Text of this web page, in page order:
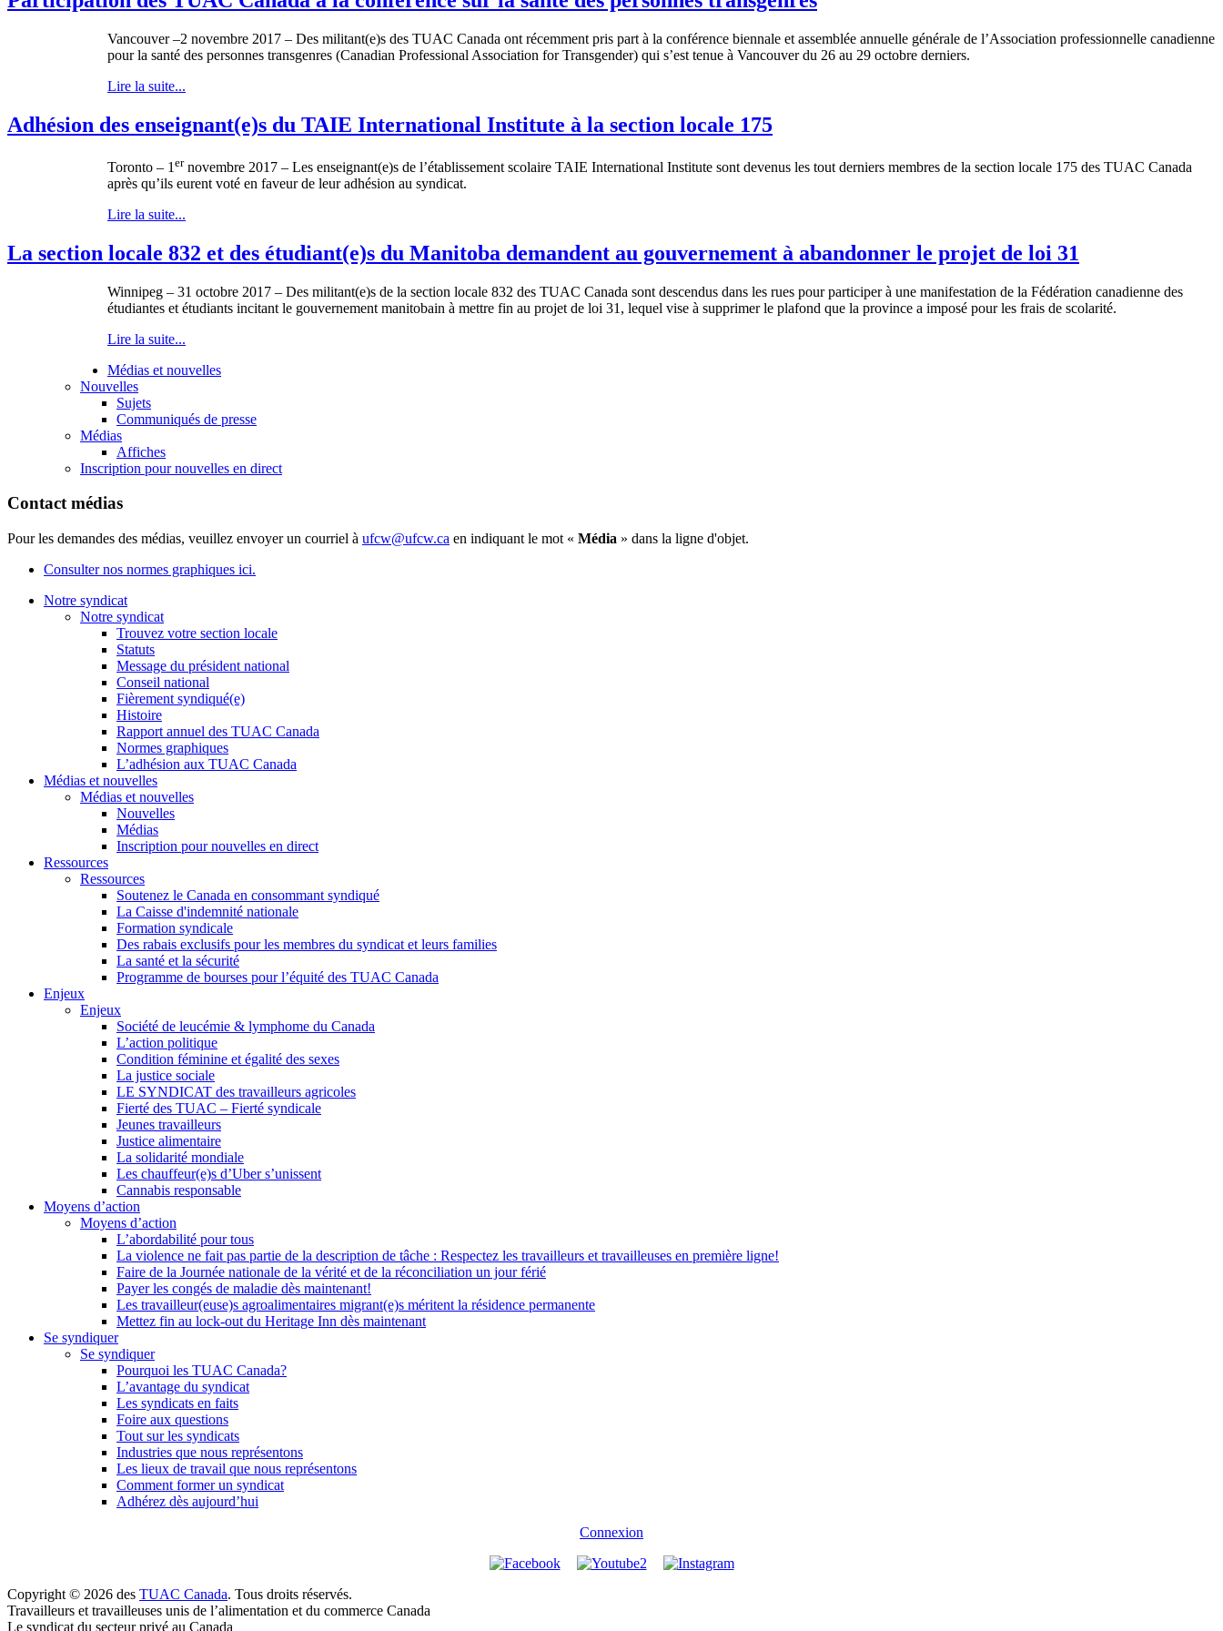
Vancouver –2 novembre 2017 – Des militant(e)s des TUAC Canada ont récemment pris part à la conférence biennale et assemblée annuelle générale de l’Association professionnelle canadienne
pour la santé des personnes transgenres (Canadian Professional Association for Transgender) qui s’est tenue à Vancouver du 26 au 29 octobre derniers.
Lire la suite...
Adhésion des enseignant(e)s du TAIE International Institute à la section locale 175
Toronto – 1 ernovembre 2017 – Les enseignant(e)s de l’établissement scolaire TAIE International Institute sont devenus les tout derniers membres de la section locale 175 des TUAC Canada
après qu’ils eurent voté en faveur de leur adhésion au syndicat.
Lire la suite...
La section locale 832 et des étudiant(e)s du Manitoba demandent au gouvernement à abandonner le projet de loi 31
Winnipeg – 31 octobre 2017 – Des militant(e)s de la section locale 832 des TUAC Canada sont descendus dans les rues pour participer à une manifestation de la Fédération canadienne des
étudiantes et étudiants incitant le gouvernement manitobain à mettre fin au projet de loi 31, lequel vise à supprimer le plafond que la province a imposé pour les frais de scolarité.
Lire la suite...
Médias et nouvelles
Nouvelles
Sujets
Communiqués de presse
Médias
Affiches
Inscription pour nouvelles en direct
Contact médias
Pour les demandes des médias, veuillez envoyer un courriel à ufcw@ufcw.ca en indiquant le mot « Média » dans la ligne d'objet.
Consulter nos normes graphiques ici.
Notre syndicat
Notre syndicat
Trouvez votre section locale
Statuts
Message du président national
Conseil national
Fièrement syndiqué(e)
Histoire
Rapport annuel des TUAC Canada
Normes graphiques
L’adhésion aux TUAC Canada
Médias et nouvelles
Médias et nouvelles
Nouvelles
Médias
Inscription pour nouvelles en direct
Ressources
Ressources
Soutenez le Canada en consommant syndiqué
La Caisse d'indemnité nationale
Formation syndicale
Des rabais exclusifs pour les membres du syndicat et leurs families
La santé et la sécurité
Programme de bourses pour l’équité des TUAC Canada
Enjeux
Enjeux
Société de leucémie & lymphome du Canada
L’action politique
Condition féminine et égalité des sexes
La justice sociale
LE SYNDICAT des travailleurs agricoles
Fierté des TUAC – Fierté syndicale
Jeunes travailleurs
Justice alimentaire
La solidarité mondiale
Les chauffeur(e)s d’Uber s’unissent
Cannabis responsable
Moyens d’action
Moyens d’action
L’abordabilité pour tous
La violence ne fait pas partie de la description de tâche : Respectez les travailleurs et travailleuses en première ligne!
Faire de la Journée nationale de la vérité et de la réconciliation un jour férié
Payer les congés de maladie dès maintenant!
Les travailleur(euse)s agroalimentaires migrant(e)s méritent la résidence permanente
Mettez fin au lock-out du Heritage Inn dès maintenant
Se syndiquer
Se syndiquer
Pourquoi les TUAC Canada?
L’avantage du syndicat
Les syndicats en faits
Foire aux questions
Tout sur les syndicats
Industries que nous représentons
Les lieux de travail que nous représentons
Comment former un syndicat
Adhérez dès aujourd’hui
Connexion
Copyright © 2026 des TUAC Canada. Tous droits réservés.
Travailleurs et travailleuses unis de l’alimentation et du commerce Canada
Le syndicat du secteur privé au Canada